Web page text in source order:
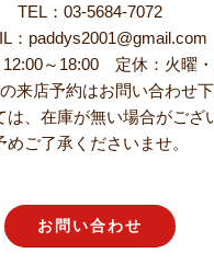
TEL：03-5684-7072
：paddys2001@gmail.com
12:00～18:00 定休：火曜
来店予約はお問い合わせ下
は、在庫が無い場合がござ
めご了承くださいませ。
お問い合わせ